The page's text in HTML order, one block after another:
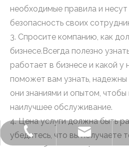
необходимые правила и несут
безопасность своих
3. Спросите компанию, как
бизнесе.Всегда полезно
работает в бизнесе и какой у
поможет вам узнать,
они знаниями и опытом,
наилучшее обслуживание.
4. Цена услуги должна быть
убедитесь, что вы получаете
+86-572-
+86-